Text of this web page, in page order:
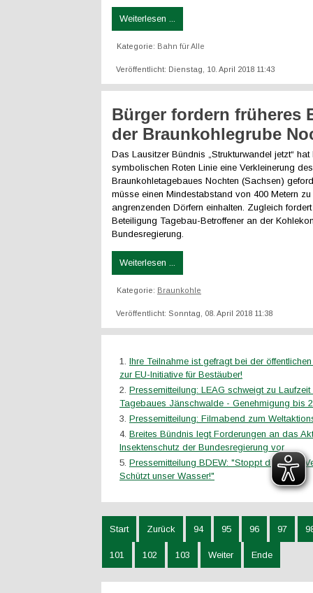
Weiterlesen ...
Kategorie: Bahn für Alle
Veröffentlicht: Dienstag, 10. April 2018 11:43
Bürger fordern früheres
der Braunkohlegrube
Das Lausitzer Bündnis „Strukturwandel jetzt“ hat
symbolischen Roten Linie eine Verkleinerung des
Braunkohletagebaues Nochten (Sachsen)
müsse einen Mindestabstand von 400 Metern zu
angrenzenden Dörfern einhalten. Zugleich
Beteiligung Tagebau-Betroffener an der
Bundesregierung.
Weiterlesen ...
Kategorie: Braunkohle
Veröffentlicht: Sonntag, 08. April 2018 11:38
Ihre Teilnahme ist gefragt bei der
zur EU-Initiative für Bestäuber!
Pressemitteilung: LEAG schweigt zu Laufzeit
Tagebaues Jänschwalde - Genehmigung bis
Pressemitteilung: Filmabend zum
Breites Bündnis legt Forderungen an das
Insektenschutz der Bundesregierung vor
Pressemitteilung BDEW: "Stoppt die Gülle-
Schützt unser Wasser!"
Start Zurück 94 95 96 97
101 102 103 Weiter Ende